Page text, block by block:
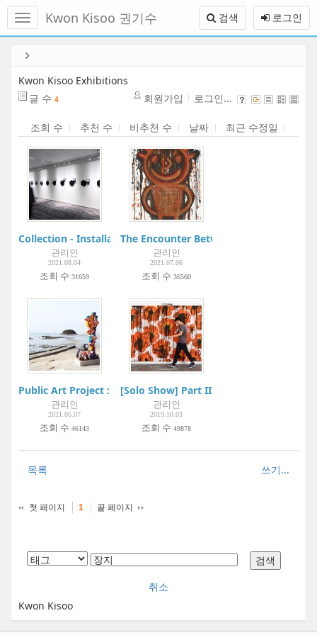
메
토
로그인
검색
Kwon Kisoo 권기수
Kwon Kisoo Exhibitions
글 수 4 회원가입 로그인...
조회 수 추천 수 비추천 수 날짜 최근 수정일
Collection - Installation
관리인
2021.08.04
조회 수 31659
The Encounter Between Hanguel and
관리인
2021.07.06
조회 수 36560
Public Art Project : Youngheung-do Project
관리인
2021.05.07
조회 수 46143
[Solo Show] Part II : 드로잉 Drawing |
관리인
2019.10.03
조회 수 49878
쓰기...
목록
첫 페이지 1 끝 페이지
취소
Kwon Kisoo